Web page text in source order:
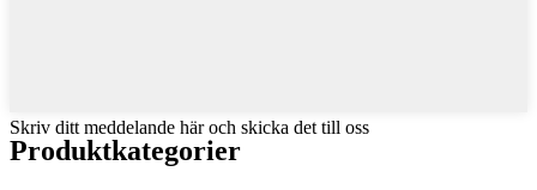
Skriv ditt meddelande här och skicka det till oss
Produktkategorier